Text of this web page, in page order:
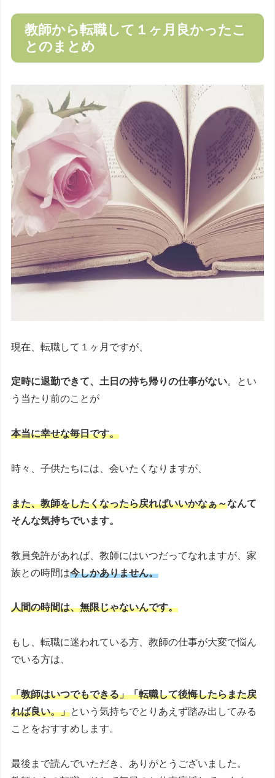
教師から転職して１ヶ月良かったこ
とのまとめ
現在、転職して１ヶ月ですが、
定時に退勤できて、土日の持ち帰りの仕事がない。とい
う当たり前のことが
本当に幸せな毎日です。
時々、子供たちには、会いたくなりますが、
また、教師をしたくなったら戻ればいいかなぁ～なんて
そんな気持ちでいます。
教員免許があれば、教師にはいつだってなれますが、家
族との時間は今しかありません。
人間の時間は、無限じゃないんです。
もし、転職に迷われている方、教師の仕事が大変で悩ん
でいる方は、
「教師はいつでもできる」「転職して後悔したらまた戻
れば良い。」という気持ちでとりあえず踏み出してみる
ことをおすすめします。
最後まで読んでいただき、ありがとうございました。